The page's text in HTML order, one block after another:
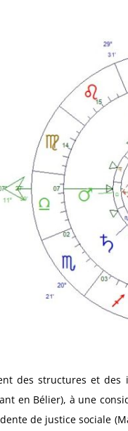
des structures et
en Bélier), à une
de justice sociale